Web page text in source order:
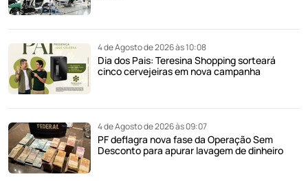
4 de Agosto de 2026 às 10:08
Dia dos Pais: Teresina Shopping sorteará
cinco cervejeiras em nova campanha
4 de Agosto de 2026 às 09:07
PF deflagra nova fase da Operação Sem
Desconto para apurar lavagem de dinheiro